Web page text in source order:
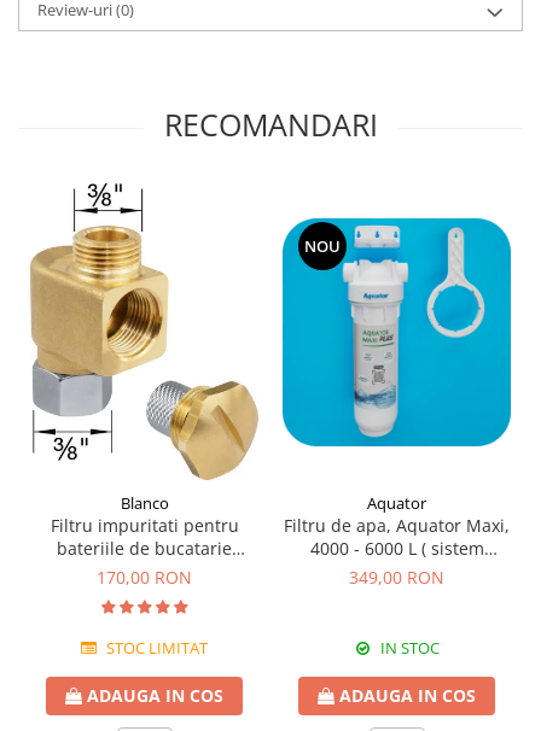
Review-uri(0)
RECOMANDARI
Blanco
Filtru impuritati pentru
bateriile de bucatarie
Blanco
170,00 RON
STOC LIMITAT
ADAUGA IN COS
NOU
Aquator
Filtru de apa, Aquator Maxi,
4000 - 6000 L ( sistem
complet )
349,00 RON
IN STOC
ADAUGA IN COS